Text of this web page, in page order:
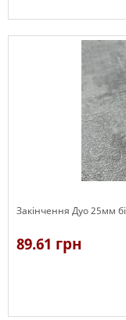
Закінчення Дуо 25мм
89.61 грн